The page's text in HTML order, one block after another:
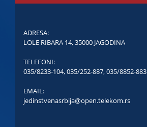
ADRESA:
LOLE RIBARA 14, 35000 JAGODINA
TELEFONI:
035/8233-104,035/252-887,035/8852-883
EMAIL:
jedinstvenasrbija@open.telekom.rs